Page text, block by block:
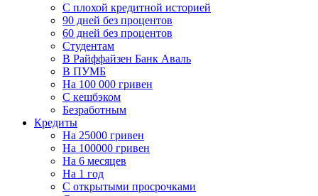
С плохой кредитной историей
90 дней без процентов
60 дней без процентов
Студентам
В Райффайзен Банк Аваль
В ПУМБ
На 100 000 гривен
С кешбэком
Безработным
Кредиты
На 25000 гривен
На 100000 гривен
На 6 месяцев
На 1 год
С открытыми просрочками